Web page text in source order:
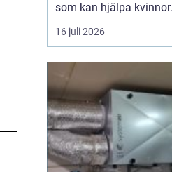
som kan hjälpa kvinnor
att uppnå de bröst de
alltid har drömt om.
om att återställa
volymen efter graviditet
och amning, korrigera
oj&a...
16 juli 2026